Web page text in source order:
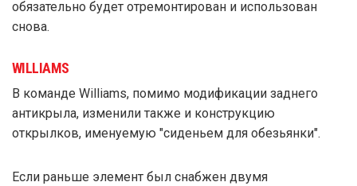
обязательно будет отремонтирован и использован
снова.
WILLIAMS
В команде Williams, помимо модификации заднего
антикрыла, изменили также и конструкцию
открылков, именуемую "сиденьем для обезьянки".
Если раньше элемент был снабжен двумя